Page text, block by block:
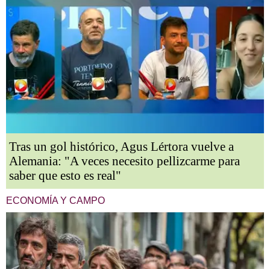
Tras un gol histórico, Agus Lértora vuelve a
Alemania: "A veces necesito pellizcarme para
saber que esto es real"
ECONOMÍA Y CAMPO